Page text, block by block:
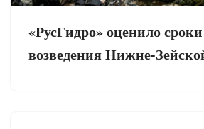
«РусГидро» оценило
возведения Нижне-